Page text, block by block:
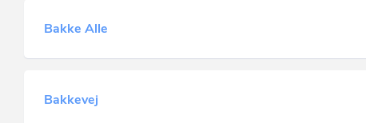
Bakke Alle
Bakkevej